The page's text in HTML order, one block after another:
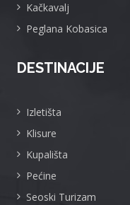
Kačkavalj
Peglana Kobasica
DESTINACIJE
Izletišta
Klisure
Kupališta
Pećine
Seoski Turizam